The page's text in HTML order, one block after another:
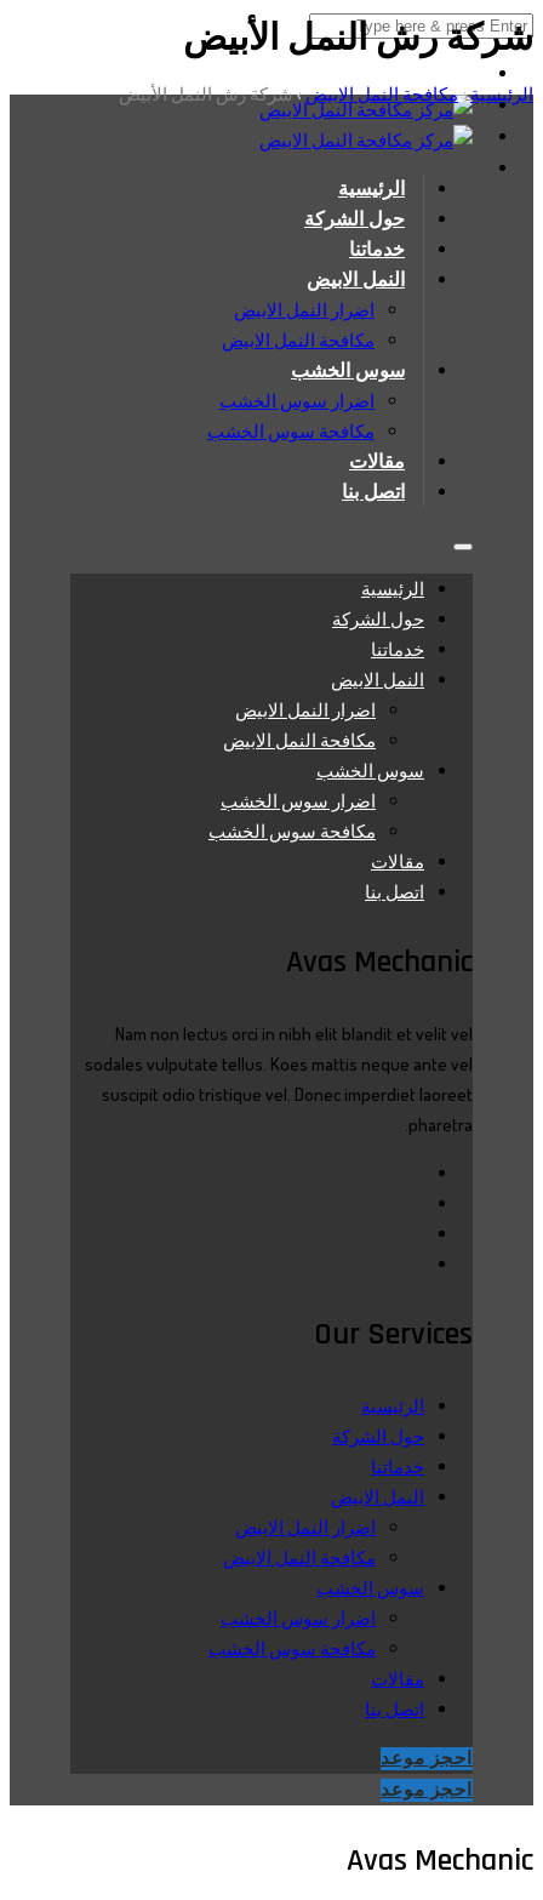
الرئيسية
حول الشركة
خدماتنا
النمل الابيض
اضرار النمل الابيض
مكافحة النمل الابيض
سوس الخشب
اضرار سوس الخشب
مكافحة سوس الخشب
مقالات
اتصل بنا
الرئيسية
حول الشركة
خدماتنا
النمل الابيض
اضرار النمل الابيض
مكافحة النمل الابيض
سوس الخشب
اضرار سوس الخشب
مكافحة سوس الخشب
مقالات
اتصل بنا
Avas Mechanic
Nam non lectus orci in nibh elit blandit et velit vel
sodales vulputate tellus. Koes mattis neque ante vel
suscipit odio tristique vel. Donec imperdiet laoreet
pharetra.
Our Services
الرئيسية
حول الشركة
خدماتنا
النمل الابيض
اضرار النمل الابيض
مكافحة النمل الابيض
سوس الخشب
اضرار سوس الخشب
مكافحة سوس الخشب
مقالات
اتصل بنا
احجز موعد
احجز موعد
Avas Mechanic
شركة رش النمل الأبيض
الرئيسية›مكافحة النمل الابيض›شركة رش النمل الأبيض